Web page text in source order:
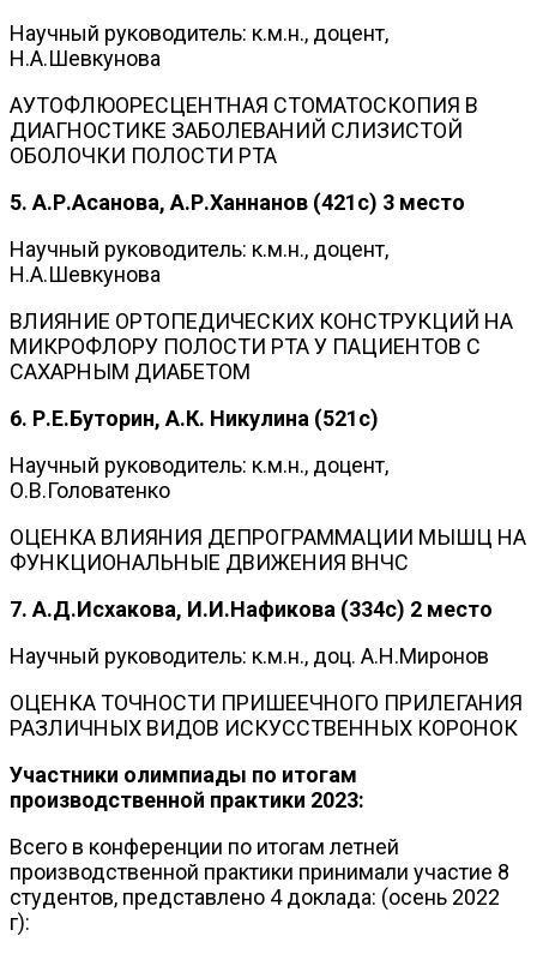
Научный руководитель: к.м.н., доцент,
Н.А.Шевкунова
АУТОФЛЮОРЕСЦЕНТНАЯ СТОМАТОСКОПИЯ В
ДИАГНОСТИКЕ ЗАБОЛЕВАНИЙ СЛИЗИСТОЙ
ОБОЛОЧКИ ПОЛОСТИ РТА
5. А.Р.Асанова, А.Р.Ханнанов (421с) 3 место
Научный руководитель: к.м.н., доцент,
Н.А.Шевкунова
ВЛИЯНИЕ ОРТОПЕДИЧЕСКИХ КОНСТРУКЦИЙ НА
МИКРОФЛОРУ ПОЛОСТИ РТА У ПАЦИЕНТОВ С
САХАРНЫМ ДИАБЕТОМ
6. Р.Е.Буторин, А.К. Никулина (521с)
Научный руководитель: к.м.н., доцент,
О.В.Головатенко
ОЦЕНКА ВЛИЯНИЯ ДЕПРОГРАММАЦИИ МЫШЦ НА
ФУНКЦИОНАЛЬНЫЕ ДВИЖЕНИЯ ВНЧС
7. А.Д.Исхакова, И.И.Нафикова (334с) 2 место
Научный руководитель: к.м.н., доц. А.Н.Миронов
ОЦЕНКА ТОЧНОСТИ ПРИШЕЕЧНОГО ПРИЛЕГАНИЯ
РАЗЛИЧНЫХ ВИДОВ ИСКУССТВЕННЫХ КОРОНОК
Участники олимпиады по итогам
производственной практики 2023:
Всего в конференции по итогам летней
производственной практики принимали участие 8
студентов, представлено 4 доклада: (осень 2022
г):